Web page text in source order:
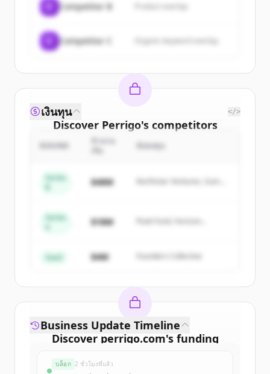
Competitor B
Competitor C Organic keyword overlap
Discover Perrigo's competitors
Sign up for free to view all
New accounts include trial credits to
get started.
Create Free Account
เงินทุน </>
นักลงทุน
Series
$48M
Northstar Ventures, Summit
Series
$18M
Peak Fund, Horizon
Seed $4M Founders Collective
Discover perrigo.com's funding
Business Update Timeline
บล็อก 2 ชั่วโมงที่แล้ว